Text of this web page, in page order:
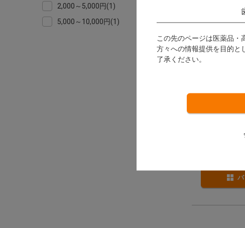
この先のページは医薬品・
方々への情報提供を目的と
了承ください。
S-U-フィ
Schuler シ
2,000～5,000円(1)
5,000～10,000円(1)